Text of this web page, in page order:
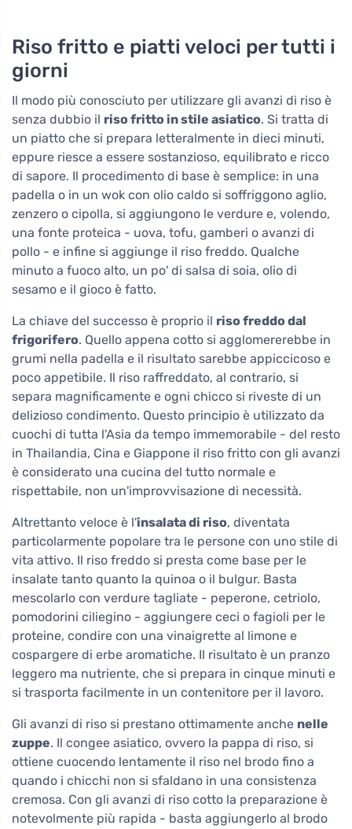
Riso fritto e piatti veloci per tutti i
giorni
Il modo più conosciuto per utilizzare gli avanzi di riso è
senza dubbio il riso fritto in stile asiatico. Si tratta di
un piatto che si prepara letteralmente in dieci minuti,
eppure riesce a essere sostanzioso, equilibrato e ricco
di sapore. Il procedimento di base è semplice: in una
padella o in un wok con olio caldo si soffriggono aglio,
zenzero o cipolla, si aggiungono le verdure e, volendo,
una fonte proteica - uova, tofu, gamberi o avanzi di
pollo - e infine si aggiunge il riso freddo. Qualche
minuto a fuoco alto, un po' di salsa di soia, olio di
sesamo e il gioco è fatto.
La chiave del successo è proprio il riso freddo dal
frigorifero. Quello appena cotto si agglomererebbe in
grumi nella padella e il risultato sarebbe appiccicoso e
poco appetibile. Il riso raffreddato, al contrario, si
separa magnificamente e ogni chicco si riveste di un
delizioso condimento. Questo principio è utilizzato da
cuochi di tutta l'Asia da tempo immemorabile - del resto
in Thailandia, Cina e Giappone il riso fritto con gli avanzi
è considerato una cucina del tutto normale e
rispettabile, non un'improvvisazione di necessità.
Altrettanto veloce è l'insalata di riso, diventata
particolarmente popolare tra le persone con uno stile di
vita attivo. Il riso freddo si presta come base per le
insalate tanto quanto la quinoa o il bulgur. Basta
mescolarlo con verdure tagliate - peperone, cetriolo,
pomodorini ciliegino - aggiungere ceci o fagioli per le
proteine, condire con una vinaigrette al limone e
cospargere di erbe aromatiche. Il risultato è un pranzo
leggero ma nutriente, che si prepara in cinque minuti e
si trasporta facilmente in un contenitore per il lavoro.
Gli avanzi di riso si prestano ottimamente anche nelle
zuppe. Il congee asiatico, ovvero la pappa di riso, si
ottiene cuocendo lentamente il riso nel brodo fino a
quando i chicchi non si sfaldano in una consistenza
cremosa. Con gli avanzi di riso cotto la preparazione è
notevolmente più rapida - basta aggiungerlo al brodo